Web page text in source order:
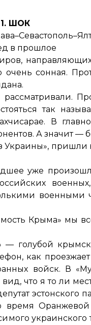
1. ШОК
в прошлое
сонная.
так
В
А значит —
Украины»,
уже
Крыма» мы
как
войск. В
что я то ли
эстонского